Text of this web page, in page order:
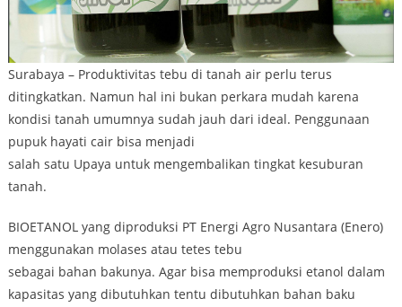
Surabaya – Produktivitas tebu di tanah air perlu terus
ditingkatkan. Namun hal ini bukan perkara mudah karena
kondisi tanah umumnya sudah jauh dari ideal. Penggunaan
pupuk hayati cair bisa menjadi
salah satu Upaya untuk mengembalikan tingkat kesuburan
tanah.
BIOETANOL yang diproduksi PT Energi Agro Nusantara (Enero)
menggunakan molases atau tetes tebu
sebagai bahan bakunya. Agar bisa memproduksi etanol dalam
kapasitas yang dibutuhkan tentu dibutuhkan bahan baku